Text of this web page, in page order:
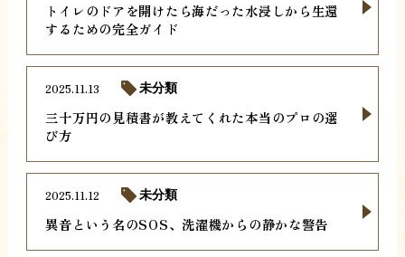
トイレのドアを開けたら海だった水浸しから生還
するための完全ガイド
三十万円の見積書が教えてくれた本当のプロの選
び方
2025.11.13 未分類
異音という名のSOS、洗濯機からの静かな警告
2025.11.12 未分類